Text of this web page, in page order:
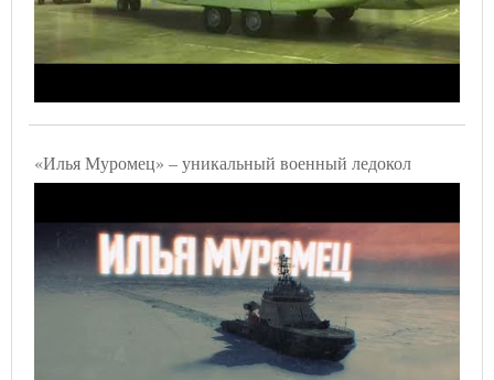
«Илья Муромец» – уникальный военный ледокол